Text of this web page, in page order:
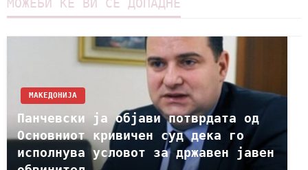
МОЖЕБИ ЌЕ ВИ СЕ ДОПАДНЕ
МАКЕДОНИЈА
Панчевски ја објави потврдата од
Основниот кривичен суд дека го
исполнува условот за државен јавен